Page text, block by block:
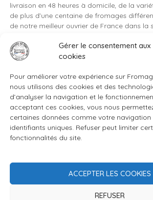
Gérer le consentement aux
cookies
Pour améliorer votre expérience sur
nous utilisons des cookies et des
d’analyser la navigation et le
acceptant ces cookies, vous nous
certaines données comme votre navigation
identifiants uniques. Refuser peut limiter
fonctionnalités du site.
ACCEPTER LES COOKIES
REFUSER
livraison en 48 heures à domicile, de la
de plus d’une centaine de fromages
de notre meilleur ouvrier de France dans la
commander des box de fromages à l’unité
abonnement.